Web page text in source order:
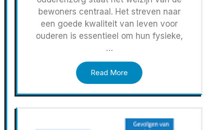
bewoners centraal. Het streven naar
een goede kwaliteit van leven voor
ouderen is essentieel om hun fysieke,
…
Read More